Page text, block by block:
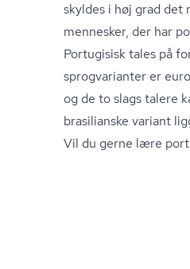
skyldes i høj grad
mennesker, der har
Portugisisk tales på
sprogvarianter er
og de to slags talere
brasilianske variant
Vil du gerne lære